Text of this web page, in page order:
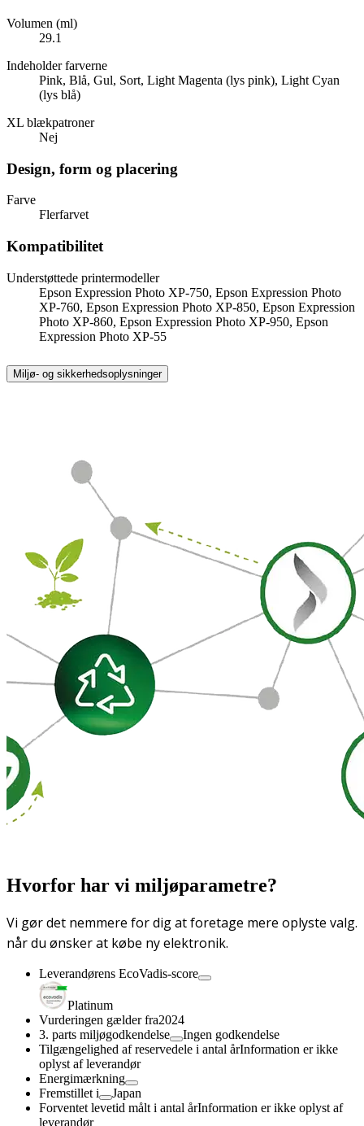
Volumen (ml)
29.1
Indeholder farverne
Pink, Blå, Gul, Sort, Light Magenta (lys pink), Light Cyan
(lys blå)
XL blækpatroner
Nej
Design, form og placering
Farve
Flerfarvet
Kompatibilitet
Understøttede printermodeller
Epson Expression Photo XP-750, Epson Expression Photo
XP-760, Epson Expression Photo XP-850, Epson Expression
Photo XP-860, Epson Expression Photo XP-950, Epson
Expression Photo XP-55
Miljø- og sikkerhedsoplysninger
Hvorfor har vi miljøparametre?
Vi gør det nemmere for dig at foretage mere oplyste valg.
når du ønsker at købe ny elektronik.
Leverandørens EcoVadis-score
Platinum
Vurderingen gælder fra2024
3. parts miljøgodkendelse
Ingen godkendelse
Tilgængelighed af reservedele i antal årInformation er ikke
oplyst af leverandør
Energimærkning
Fremstillet i
Japan
Forventet levetid målt i antal årInformation er ikke oplyst af
leverandør